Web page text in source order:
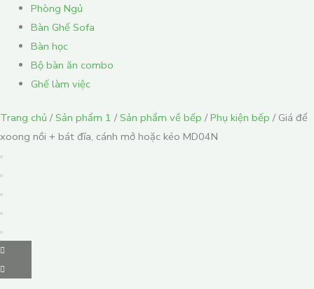
Phòng Ngủ
Bàn Ghế Sofa
Bàn học
Bộ bàn ăn combo
Ghế làm việc
Trang chủ / Sản phẩm 1 / Sản phẩm về bếp / Phụ kiện bếp / Giá để
xoong nồi + bát đĩa, cánh mở hoặc kéo MD04N